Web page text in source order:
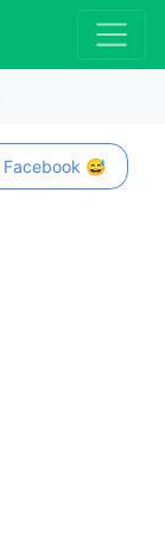
Facebook 😅